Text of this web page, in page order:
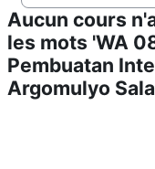
Aucun cours
les mots 'WA
Pembuatan
Argomulyo